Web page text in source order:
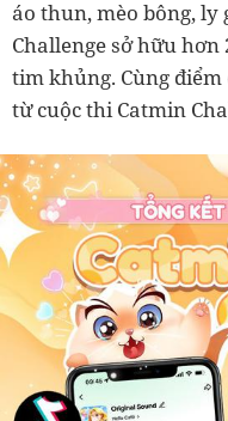
áo thun, mèo bông, ly
Challenge sở hữu
tim khủng. Cùng
từ cuộc thi Catmin